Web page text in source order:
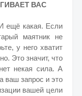
ВАС
ещё какая. Если
маятник не
у него хватит
Это значит, что
некая сила. А
ваш запрос и это
вашей цели